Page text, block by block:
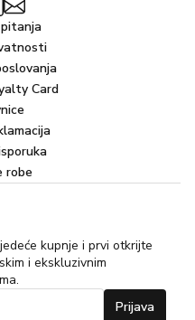
Card
robe
kupnje i prvi otkrijte
i ekskluzivnim
Prijava